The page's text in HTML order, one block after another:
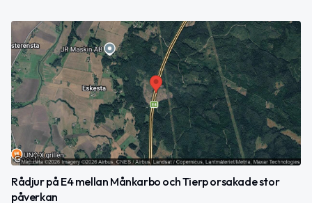
Rådjur på E4 mellan Månkarbo och Tierp orsakade stor
påverkan